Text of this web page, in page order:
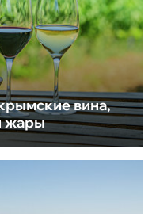
вина,
жары